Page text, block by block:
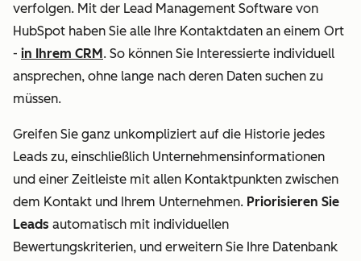
verfolgen. Mit der Lead Management Software von
HubSpot haben Sie alle Ihre Kontaktdaten an einem Ort
- in Ihrem CRM . So können Sie Interessierte individuell
ansprechen, ohne lange nach deren Daten suchen zu
müssen.
Greifen Sie ganz unkompliziert auf die Historie jedes
Leads zu, einschließlich Unternehmensinformationen
und einer Zeitleiste mit allen Kontaktpunkten zwischen
dem Kontakt und Ihrem Unternehmen. Priorisieren Sie
Leads automatisch mit individuellen
Bewertungskriterien, und erweitern Sie Ihre Datenbank